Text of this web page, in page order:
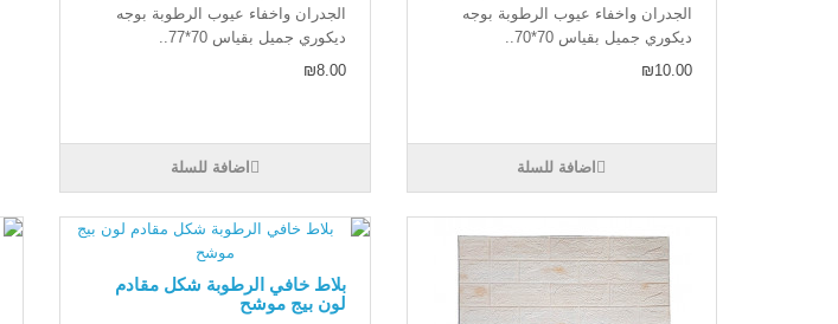
الجدران واخفاء عيوب الرطوبة بوجه
ديكوري جميل بقياس 70*70..
₪10.00
اضافة للسلة
الجدران واخفاء عيوب الرطوبة بوجه
ديكوري جميل بقياس 70*77..
₪8.00
اضافة للسلة
بلاط خافي الرطوبة شكل مقادم
لون بيج موشح